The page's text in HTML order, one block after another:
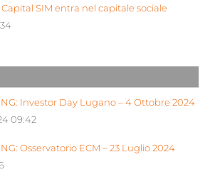
SIM entra nel capitale sociale
Investor Day Lugano – 4 Ottobre 2024
09:42
Osservatorio ECM – 23 Luglio 2024